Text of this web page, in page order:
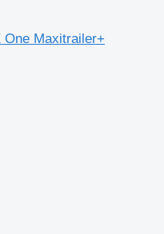
One Maxitrailer+